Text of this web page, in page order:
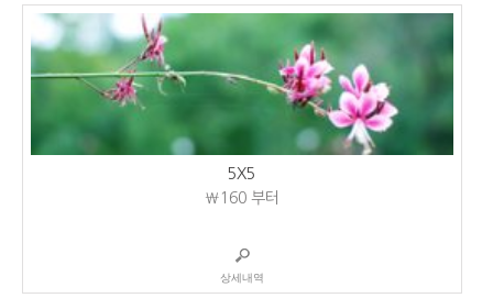
5X5
₩160부터
상세내역